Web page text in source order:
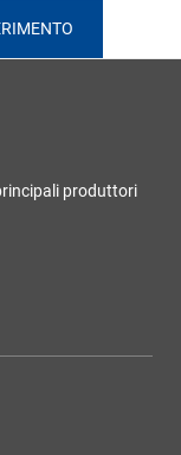
produttori